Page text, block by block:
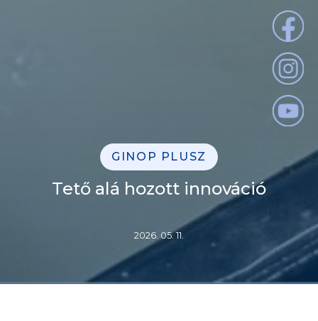
GINOP PLUSZ
Tető alá hozott innováció
2026. 05. 11.